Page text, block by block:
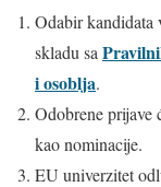
Odabir kandidata
skladu sa
i osoblja.
Odobrene prijave
kao nominacije.
EU univerzitet